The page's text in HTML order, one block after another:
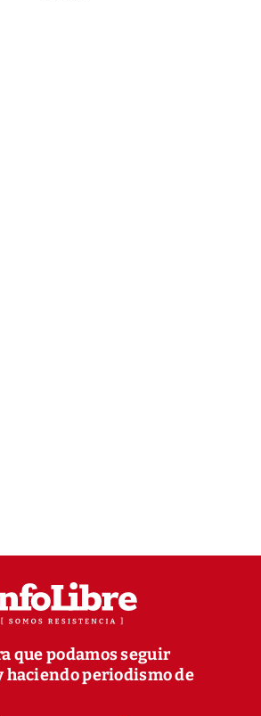
que podamos seguir
haciendo periodismo de